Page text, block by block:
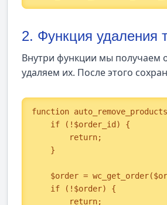
2. Функция удаления
Внутри функции мы получаем
удаляем их. После этого
function